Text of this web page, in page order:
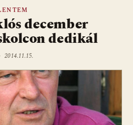
december
dedikál
2014.11.15.